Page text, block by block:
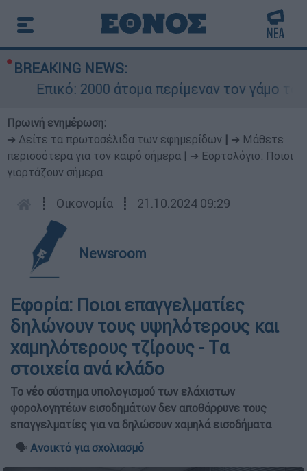
BREAKING NEWS:
Επικό: 2000 άτομα περίμεναν τον γάμο του
Πρωινή ενημέρωση:
➔ Δείτε τα πρωτοσέλιδα των εφημερίδων
➔ Μάθετε
περισσότερα για τον καιρό σήμερα
➔ Εορτολόγιο: Ποιοι
γιορτάζουν σήμερα
┋ Οικονομία ┋ 21.10.2024 09:29
Newsroom
Εφορία: Ποιοι επαγγελματίες
δηλώνουν τους υψηλότερους και
χαμηλότερους τζίρους - Tα
στοιχεία ανά κλάδο
Το νέο σύστημα υπολογισμού των ελάχιστων
φορολογητέων εισοδημάτων δεν αποθάρρυνε τους
επαγγελματίες για να δηλώσουν χαμηλά εισοδήματα
🗣️ Ανοικτό για σχολιασμό